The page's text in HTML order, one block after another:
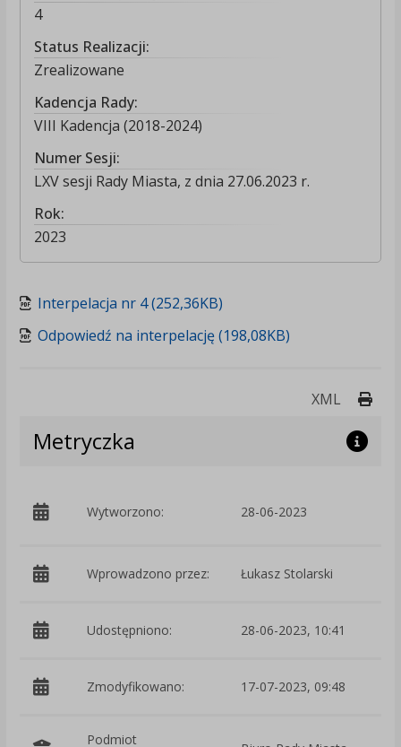
4
Status Realizacji:
Zrealizowane
Kadencja Rady:
VIII Kadencja (2018-2024)
Numer Sesji:
LXV sesji Rady Miasta, z dnia 27.06.2023 r.
Rok:
2023
Interpelacja nr 4 (252,36KB)
Odpowiedź na interpelację (198,08KB)
XML
Metryczka
Wytworzono: 28-06-2023
Wprowadzono przez: Łukasz Stolarski
Udostępniono: 28-06-2023, 10:41
Zmodyfikowano: 17-07-2023, 09:48
Podmiot